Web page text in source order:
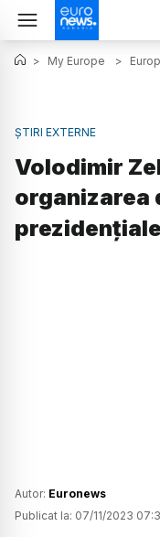
> My Europe >
ȘTIRI EXTERNE
Volodimir
organizarea
Autor: Euronews
Publicat la: 07/11/2023